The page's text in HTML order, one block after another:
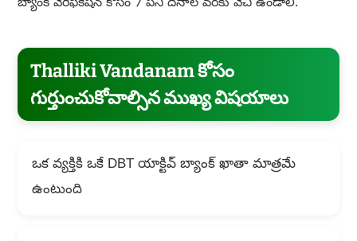
బ్యాంక్ వెరిఫికేషన్ కోసం 7 పని దినాల వరకు వేచి ఉండాలి.
Thalliki Vandanam కోసం
గుర్తుంచుకోవాల్సిన ముఖ్య విషయాలు
ఒక వ్యక్తికి ఒకే DBT యాక్టివ్ బ్యాంక్ ఖాతా మాత్రమే
ఉంటుంది